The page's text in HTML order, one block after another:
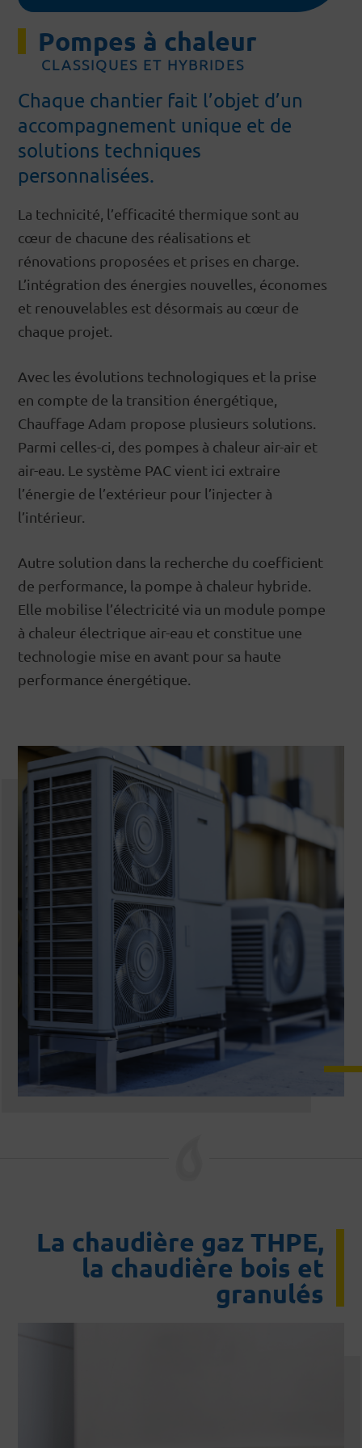
Pompes à chaleur
CLASSIQUES ET HYBRIDES
Chaque chantier fait l’objet d’un
accompagnement unique et de
solutions techniques
personnalisées.
La technicité, l’efficacité thermique sont au
cœur de chacune des réalisations et
rénovations proposées et prises en charge.
L’intégration des énergies nouvelles, économes
et renouvelables est désormais au cœur de
chaque projet.
Avec les évolutions technologiques et la prise
en compte de la transition énergétique,
Chauffage Adam propose plusieurs solutions.
Parmi celles-ci, des pompes à chaleur air-air et
air-eau. Le système PAC vient ici extraire
l’énergie de l’extérieur pour l’injecter à
l’intérieur.
Autre solution dans la recherche du coefficient
de performance, la pompe à chaleur hybride.
Elle mobilise l’électricité via un module pompe
à chaleur électrique air-eau et constitue une
technologie mise en avant pour sa haute
performance énergétique.
La chaudière gaz THPE,
la chaudière bois et
granulés